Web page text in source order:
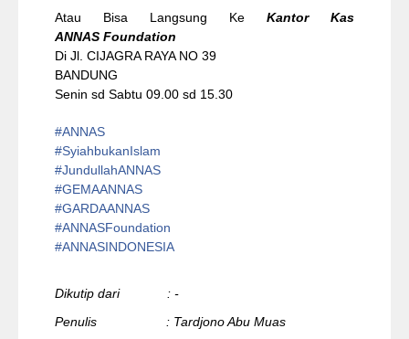
Atau Bisa Langsung Ke Kantor Kas
ANNAS Foundation
Di Jl. CIJAGRA RAYA NO 39
BANDUNG
Senin sd Sabtu 09.00 sd 15.30
#ANNAS
#SyiahbukanIslam
#JundullahANNAS
#GEMAANNAS
#GARDAANNAS
#ANNASFoundation
#ANNASINDONESIA
Dikutip dari : -
Penulis : Tardjono Abu Muas